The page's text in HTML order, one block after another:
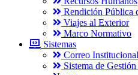
Rendición Pública
Viajes al Exterior
Marco Normativo
Sistemas
Correo Institucional
Sistema de